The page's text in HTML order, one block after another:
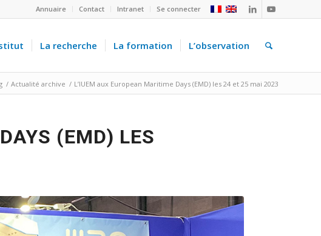
Annuaire Contact Intranet Se connecter
La recherche La formation L’observation
/ Actualité archive / L’IUEM aux European Maritime Days (EMD) les 24 et 25 mai 2023
(EMD) LES